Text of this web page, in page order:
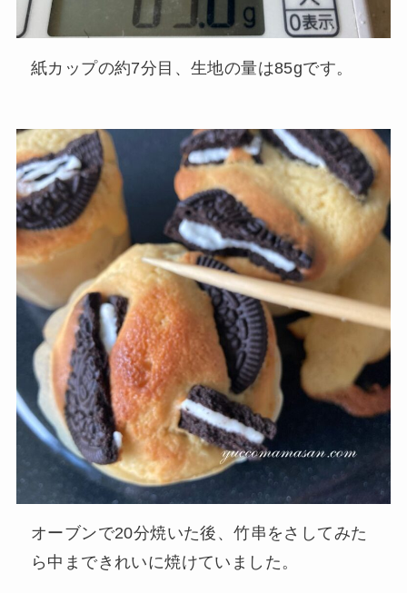
紙カップの約7分目、生地の量は85gです。
オーブンで20分焼いた後、竹串をさしてみた
ら中まできれいに焼けていました。